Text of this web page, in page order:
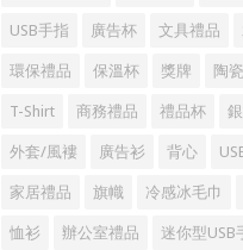
USB手指 廣告杯 文具禮品
環保禮品 保溫杯 獎牌 陶
T-Shirt 商務禮品 禮品杯
外套/風褸 廣告衫 背心
家居禮品 旗幟 冷感冰毛巾
恤衫 辦公室禮品 迷你型USB